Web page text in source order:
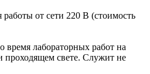
работы от сети 220 В (стоимость
время лабораторных работ на
проходящем свете. Служит не